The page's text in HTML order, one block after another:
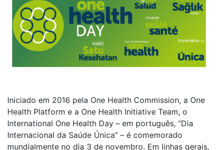
Iniciado em 2016 pela One Health Commission, a One
Health Platform e a One Health Initiative Team, o
International One Health Day – em português, “Dia
Internacional da Saúde Única” – é comemorado
mundialmente no dia 3 de novembro. Em linhas gerais,